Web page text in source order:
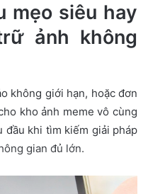
mẹo siêu hay
ảnh không
không giới hạn, hoặc đơn
kho ảnh meme vô cùng
đầu khi tìm kiếm giải pháp
gian đủ lớn.